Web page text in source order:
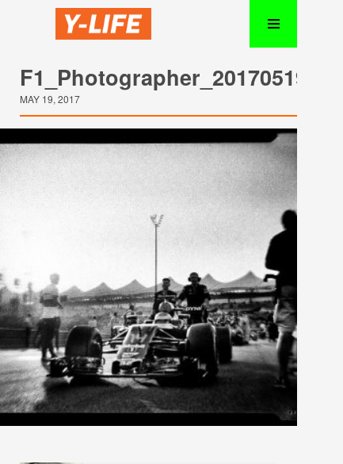
F1_Photographer_20170519_20
MAY 19, 2017